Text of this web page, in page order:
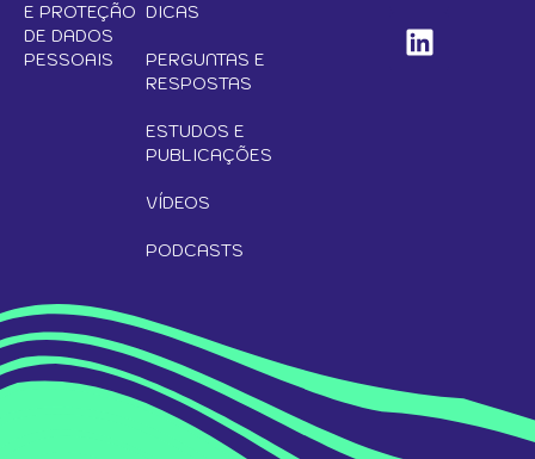
E PROTEÇÃO
DE DADOS
PESSOAIS
DICAS
PERGUNTAS E
RESPOSTAS
ESTUDOS E
PUBLICAÇÕES
VÍDEOS
PODCASTS